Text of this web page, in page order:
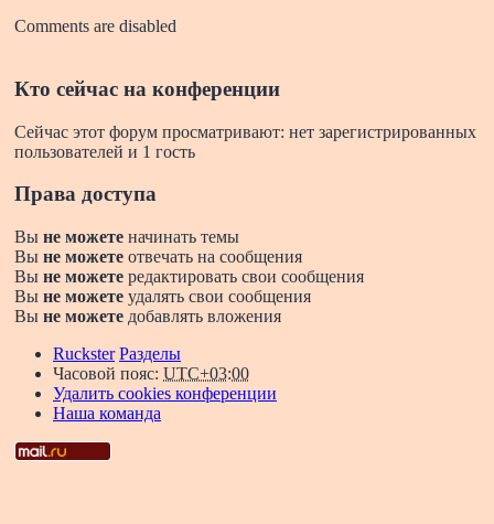
Comments are disabled
Кто сейчас на конференции
Сейчас этот форум просматривают: нет зарегистрированных
пользователей и 1 гость
Права доступа
Вы не можете начинать темы
Вы не можете отвечать на сообщения
Вы не можете редактировать свои сообщения
Вы не можете удалять свои сообщения
Вы не можете добавлять вложения
Ruckster Разделы
Часовой пояс: UTC+03:00
Удалить cookies конференции
Наша команда